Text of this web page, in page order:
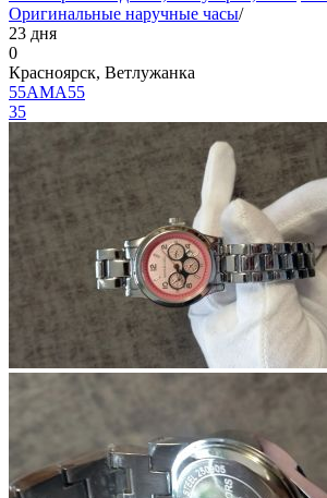
Оригинальные наручные часы/
23 дня
0
Красноярск, Ветлужанка
55AMA55
35